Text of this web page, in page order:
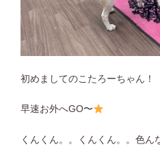
初めましてのこたろーちゃん！
早速お外へGO〜
くんくん。。くんくん。。色ん